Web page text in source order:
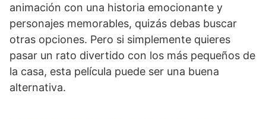
animación con una historia emocionante y
personajes memorables, quizás debas buscar
otras opciones. Pero si simplemente quieres
pasar un rato divertido con los más pequeños de
la casa, esta película puede ser una buena
alternativa.